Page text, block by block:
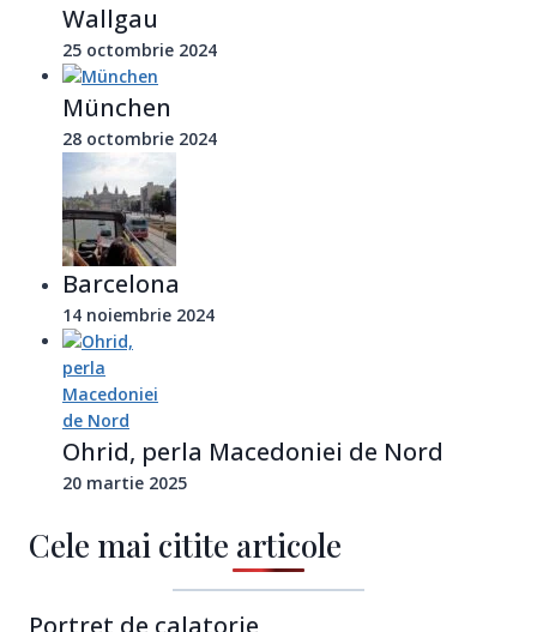
Wallgau
25 octombrie 2024
München
28 octombrie 2024
Barcelona
14 noiembrie 2024
Ohrid, perla Macedoniei de Nord
20 martie 2025
Cele mai citite articole
Portret de calatorie